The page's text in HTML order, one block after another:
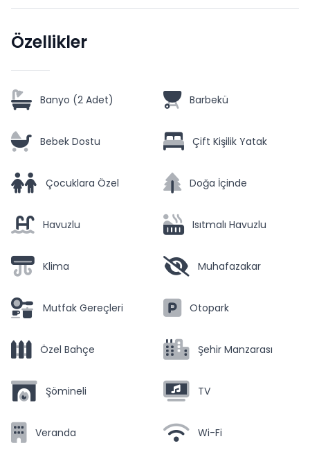
Özellikler
Banyo (2 Adet) Barbekü
Bebek Dostu Çift Kişilik Yatak
Çocuklara Özel Doğa İçinde
Havuzlu Isıtmalı Havuzlu
Klima Muhafazakar
Mutfak Gereçleri Otopark
Özel Bahçe Şehir Manzarası
Şömineli TV
Veranda Wi-Fi